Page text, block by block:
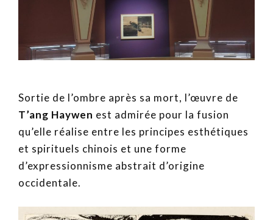
Sortie de l’ombre après sa mort, l’œuvre de
T’ang Haywen est admirée pour la fusion
qu’elle réalise entre les principes esthétiques
et spirituels chinois et une forme
d’expressionnisme abstrait d’origine
occidentale.